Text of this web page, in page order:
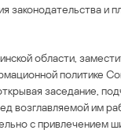
законодательства и
области,
политике
заседание,
возглавляемой им
с привлечением